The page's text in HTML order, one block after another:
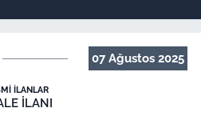
07 Ağustos 2025
İLANLAR
İLANI